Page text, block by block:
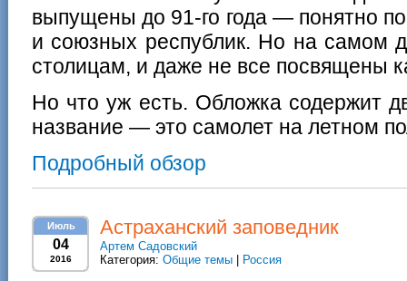
выпущены до 91-го года — понятно
и союзных республик. Но на самом
столицам, и даже не все посвящены
Но что уж есть. Обложка содержит
название — это самолет на летном
Подробный обзор
Июль
04
2016
Астраханский заповедник
Артем Садовский
Категория: Общие темы Россия